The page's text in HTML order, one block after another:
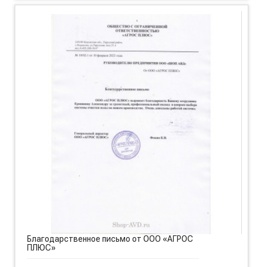
Благодарственное письмо от ООО «АГРОС
ПЛЮС»